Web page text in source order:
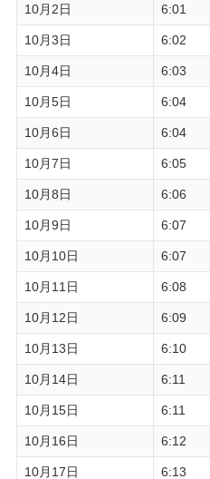
10月2日 6:01
10月3日 6:02
10月4日 6:03
10月5日 6:04
10月6日 6:04
10月7日 6:05
10月8日 6:06
10月9日 6:07
10月10日 6:07
10月11日 6:08
10月12日 6:09
10月13日 6:10
10月14日 6:11
10月15日 6:11
10月16日 6:12
10月17日 6:13